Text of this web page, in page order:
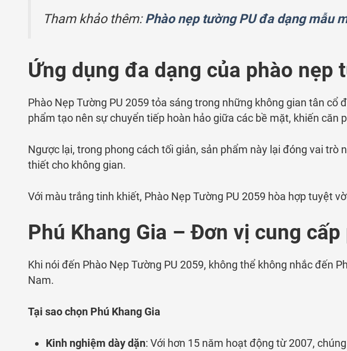
Tham khảo thêm:Phào nẹp tường PU đa dạng mẫu
Ứng dụng đa dạng của phào
Phào Nẹp Tường PU 2059 tỏa sáng trong những không gian tân
phẩm tạo nên sự chuyển tiếp hoàn hảo giữa các bề mặt, khiến căn
Ngược lại, trong phong cách tối giản, sản phẩm này lại đóng vai
thiết cho không gian.
Với màu trắng tinh khiết, Phào Nẹp Tường PU 2059 hòa hợp tuyệt
Phú Khang Gia – Đơn vị cung
Khi nói đến Phào Nẹp Tường PU 2059, không thể không nhắc đến
Nam.
Tại sao chọn Phú Khang Gia
Kinh nghiệm dày dặn: Với hơn 15 năm hoạt động từ 2007,